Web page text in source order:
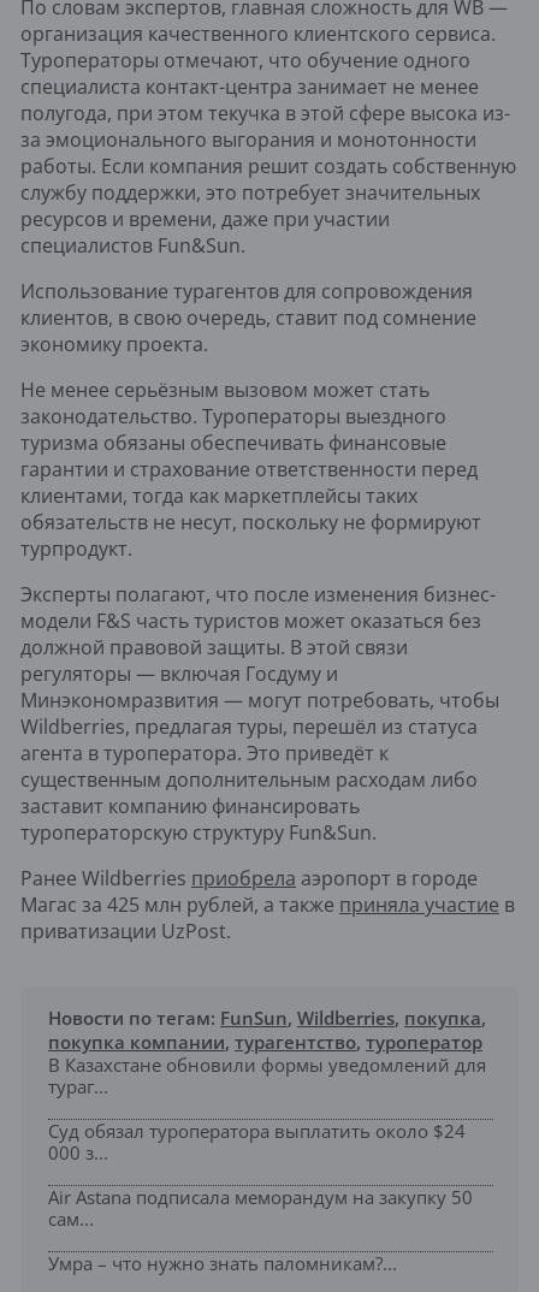
По словам экспертов, главная сложность для WB —
организация качественного клиентского сервиса.
Туроператоры отмечают, что обучение одного
специалиста контакт-центра занимает не менее
полугода, при этом текучка в этой сфере высока из-
за эмоционального выгорания и монотонности
работы. Если компания решит создать собственную
службу поддержки, это потребует значительных
ресурсов и времени, даже при участии
специалистов Fun&Sun.
Использование турагентов для сопровождения
клиентов, в свою очередь, ставит под сомнение
экономику проекта.
Не менее серьёзным вызовом может стать
законодательство. Туроператоры выездного
туризма обязаны обеспечивать финансовые
гарантии и страхование ответственности перед
клиентами, тогда как маркетплейсы таких
обязательств не несут, поскольку не формируют
турпродукт.
Эксперты полагают, что после изменения бизнес-
модели F&S часть туристов может оказаться без
должной правовой защиты. В этой связи
регуляторы — включая Госдуму и
Минэкономразвития — могут потребовать, чтобы
Wildberries, предлагая туры, перешёл из статуса
агента в туроператора. Это приведёт к
существенным дополнительным расходам либо
заставит компанию финансировать
туроператорскую структуру Fun&Sun.
Ранее Wildberries приобрела аэропорт в городе
Магас за 425 млн рублей, а также приняла участие в
приватизации UzPost.
Новости по тегам: FunSun, Wildberries, покупка,
покупка компании, турагентство, туроператор
В Казахстане обновили формы уведомлений для
тураг...
Суд обязал туроператора выплатить около $24
000 з...
Air Astana подписала меморандум на закупку 50
сам...
Умра – что нужно знать паломникам?...